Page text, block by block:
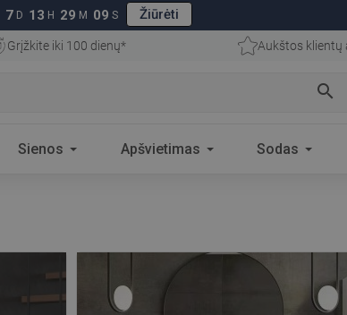
7 D 13 H 29 M 07 S Žiūrėti
Grįžkite iki 100 dienų* Aukštos klientų
search
Sienos Apšvietimas Sodas